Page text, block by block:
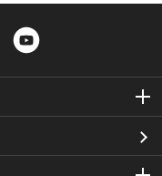
Twitter